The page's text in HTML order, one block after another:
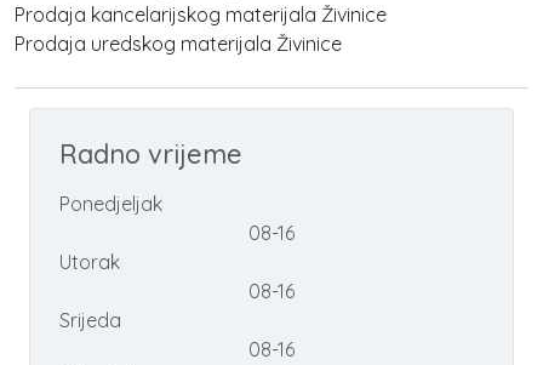
Prodaja kancelarijskog materijala Živinice
Prodaja uredskog materijala Živinice
Radno vrijeme
Ponedjeljak
08-16
Utorak
08-16
Srijeda
08-16